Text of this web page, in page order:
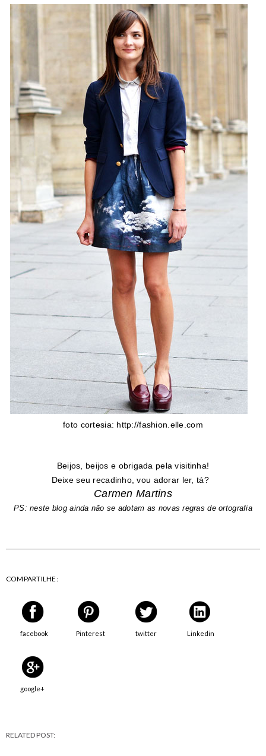
foto cortesia: http://fashion.elle.com
Beijos, beijos e obrigada pela visitinha!
Deixe seu recadinho, vou adorar ler, tá?
Carmen Martins
PS: neste blog ainda não se adotam as novas regras de ortografia
COMPARTILHE:
facebook Pinterest twitter Linkedin
google+
RELATED POST: